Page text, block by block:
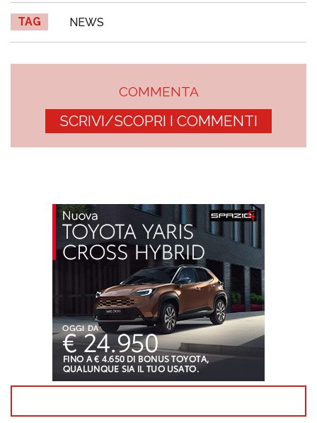
TAG NEWS
COMMENTA
SCRIVI/SCOPRI I COMMENTI